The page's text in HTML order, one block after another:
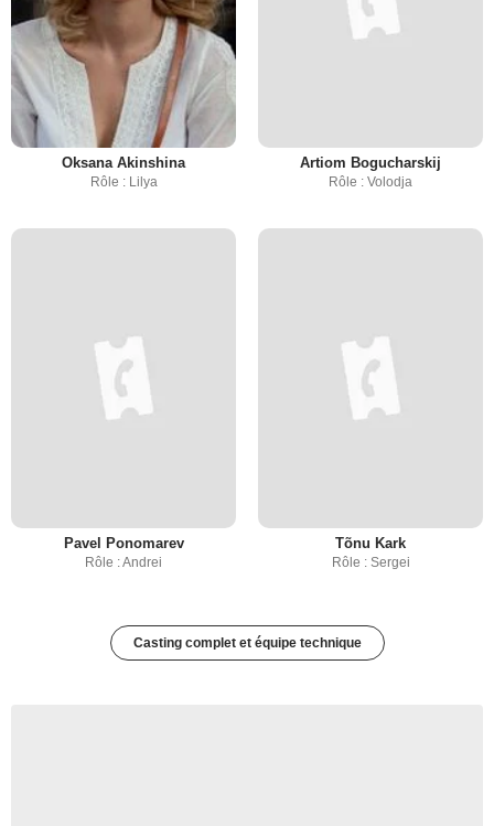
Oksana Akinshina
Rôle : Lilya
Artiom Bogucharskij
Rôle : Volodja
Pavel Ponomarev
Rôle : Andrei
Tõnu Kark
Rôle : Sergei
Casting complet et équipe technique